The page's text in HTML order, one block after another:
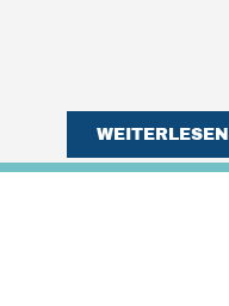
WEITERLESEN